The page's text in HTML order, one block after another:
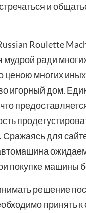
и
Roulette
мудрой ради
ценою многих иных
игорный дом.
Сражаясь для
покупке машины
решение
принять